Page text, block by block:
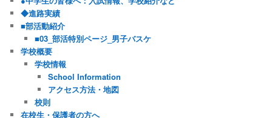
◆進路実績
■部活動紹介
■03_部活特別ページ_男子バスケ
学校概要
学校情報
School Information
アクセス方法・地図
校則
在校生・保護者の方へ